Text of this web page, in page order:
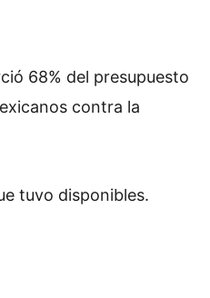
68% del presupuesto
contra la
tuvo disponibles.